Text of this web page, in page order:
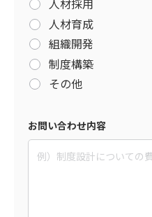
人材採用
人材育成
組織開発
制度構築
その他
お問い合わせ内容